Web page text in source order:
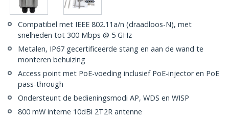
Compatibel met IEEE 802.11a/n (draadloos-N), met
snelheden tot 300 Mbps @ 5 GHz
Metalen, IP67 gecertificeerde stang en aan de wand te
monteren behuizing
Access point met PoE-voeding inclusief PoE-injector en PoE
pass-through
Ondersteunt de bedieningsmodi AP, WDS en WISP
800 mW interne 10dBi 2T2R antenne